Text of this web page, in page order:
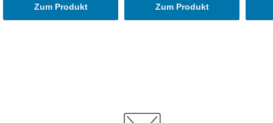
Zum Produkt Zum Produkt